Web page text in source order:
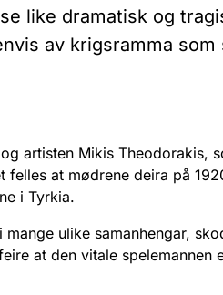
like dramatisk og
av krigsramma som
artisten Mikis Theodorakis,
felles at mødrene deira på
i Tyrkia.
ulike samanhengar,
at den vitale spelemannen